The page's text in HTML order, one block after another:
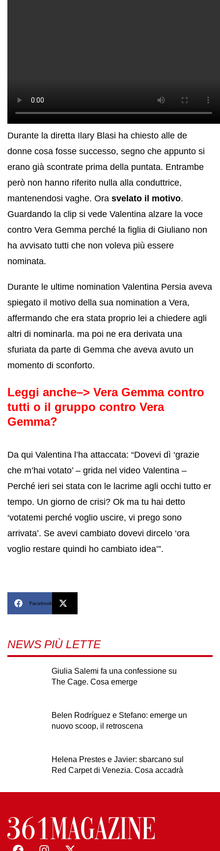
Durante la diretta Ilary Blasi ha chiesto alle de
donne cosa fosse successo, segno che appunto si
erano già scontrate prima della puntata. Entrambe
però non hanno riferito nulla alla conduttrice,
mantenendosi vaghe. Ora svelato il motivo.
Guardando la clip si vede Valentina alzare la voce
contro Vera Gemma perché la figlia di Giuliano non
ha avvisato tutti che non voleva più essere
nominata.
Durante le ultime nomination Valentina Persia aveva
spiegato il motivo della sua nomination a Vera,
affermando che era stata proprio lei a chiedere agli
altri di nominarla. ma poi ne era derivata una
sfuriata da parte di Gemma che aveva avuto un
momento di sconforto.
Leggi anche–> Vera Gemma contro
tutti o il gruppo contro Vera
Gemma?
Da qui Valentina l’ha attaccata: “Dovevi dì ‘grazie
che m’hai votato’ – grida nel video Valentina –
Perché ieri sei stata con le lacrime agli occhi tutto er
tempo. Un giorno de crisi? Ok ma tu hai detto
‘votatemi perché voglio uscire, vi prego sono
arrivata’. Se avevi cambiato dovevi dircelo ‘ora
voglio restare quindi ho cambiato idea’”.
Facebook
NEWS PIÙ LETTE
Giulia Salemi fa una confessione su
The Cage. Cosa emerge
Belen Rodríguez e Stefano: emerge un
nuovo scoop, il retroscena
Helena Prestes e Javier: sbarcano sul
Red Carpet di Venezia. Cosa accadrà